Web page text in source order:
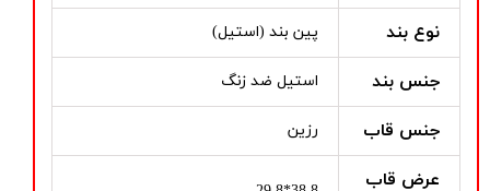
نوع بند پین بند (استیل)
جنس بند استیل ضد زنگ
جنس قاب رزین
عرض قاب